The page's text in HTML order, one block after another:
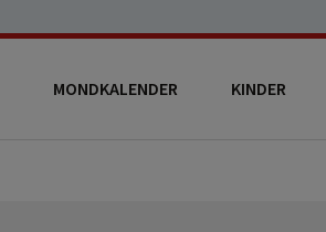
MONDKALENDER KINDER